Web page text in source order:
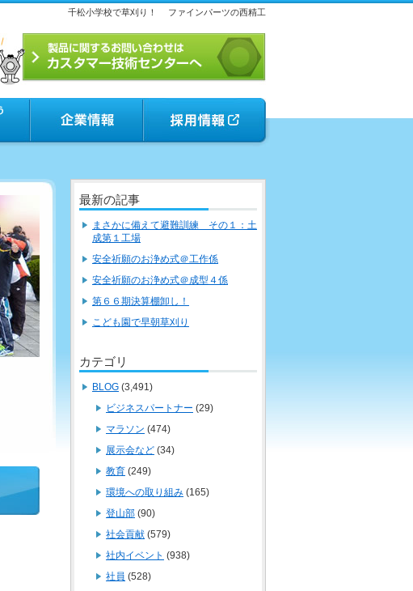
千松小学校で草刈り！ ファインパーツの西精工
最新の記事
まさかに備えて避難訓練 その１：土
成第１工場
安全祈願のお浄め式＠工作係
安全祈願のお浄め式＠成型４係
第６６期決算棚卸し！
こども園で早朝草刈り
カテゴリ
BLOG (3,491)
ビジネスパートナー (29)
マラソン (474)
展示会など (34)
教育 (249)
環境への取り組み (165)
登山部 (90)
社会貢献 (579)
社内イベント (938)
社員 (528)